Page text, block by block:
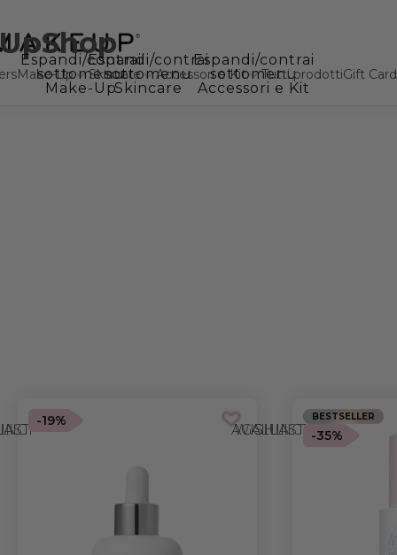
Make-Up
Espandi/contrai
sottomenu
Make-Up
Skincare
Espandi/contrai
sottomenu
Skincare
Accessori e Kit
Espandi/contrai
sottomenu
Accessori e Kit
Tutti prodottiGift Card
WISHLIST
-19%
AGGIUNGI ALLA WISHLIST
BESTSELLER
-35%